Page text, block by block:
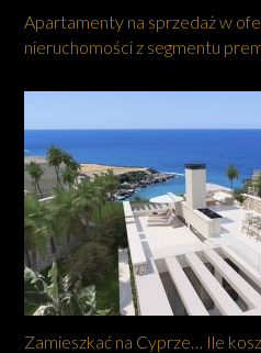
Apartamenty na sprzedaż w
nieruchomości z segmentu
Zamieszkać na Cyprze… Ile